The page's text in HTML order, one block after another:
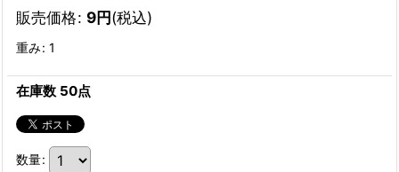
販売価格: 9円(税込)
重み: 1
在庫数 50点
数量: